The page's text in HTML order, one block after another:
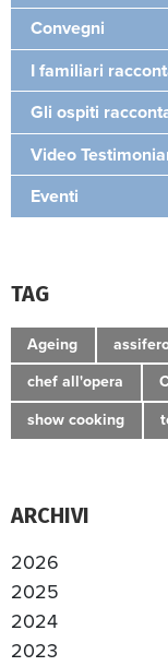
Convegni
I familiari
Gli ospiti
Video
Eventi
TAG
Ageing
chef all'opera
show cooking
ARCHIVI
2026
2025
2024
2023